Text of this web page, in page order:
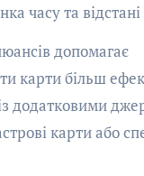
часу та
допомагає
карти більш
додатковими
карти або